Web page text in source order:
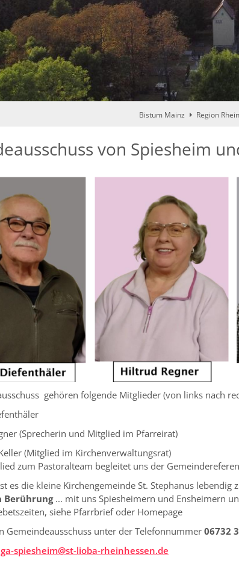
Bistum Mainz Region
von Spiesheim
gehören folgende Mitglieder (von links nach
(Sprecherin und Mitglied im Pfarreirat)
(Mitglied im Kirchenverwaltungsrat)
zum Pastoralteam begleitet uns der
es die kleine Kirchengemeinde St. Stephanus lebendig
Berührung... mit uns Spiesheimern und Ensheimern
siehe Pfarrbrief oder Homepage
Gemeindeausschuss unter der Telefonnummer 06732
ga-spiesheim@st-lioba-rheinhessen.de